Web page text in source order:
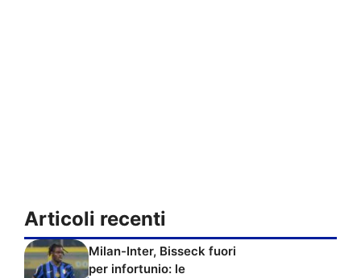
Articoli recenti
Milan-Inter, Bisseck fuori
per infortunio: le